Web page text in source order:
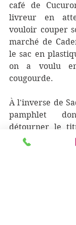
café de
livreur en
vouloir couper
marché de
le sac en
on a voulu
cougourde.
À l'inverse de
pamphlet
détourner le
justement